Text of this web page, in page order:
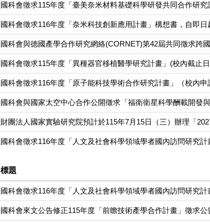
國科會徵求115年度「臺美奈米材料基礎科學研發共同合作研究
國科會徵求116年度「奈米科技創新應用計畫」構想書，自即日
國科會與德國產學合作研究網絡(CORNET)第42屆共同徵求跨
國科會徵求115年度「異種器官移植醫學研究計畫」(校內截止
國科會徵求116年度「原子能科技學術合作研究計畫」（校內申
國科會與國家太空中心合作公開徵求「福衛衛星科學酬載開發
財團法人國家實驗研究院預計於115年7月15日（三）辦理「
國科會徵求116年度「人文及社會科學領域學者國內訪問研究
標題
國科會徵求116年度「人文及社會科學領域學者國內訪問研究
國科會來文公告修正115年度「前瞻技術產學合作計畫」徵求公